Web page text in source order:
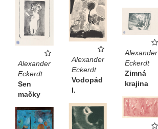
Alexander
Eckerdt
Vodopád
I.
Alexander
Eckerdt
Sen
mačky
Alexander
Eckerdt
Zimná
krajina